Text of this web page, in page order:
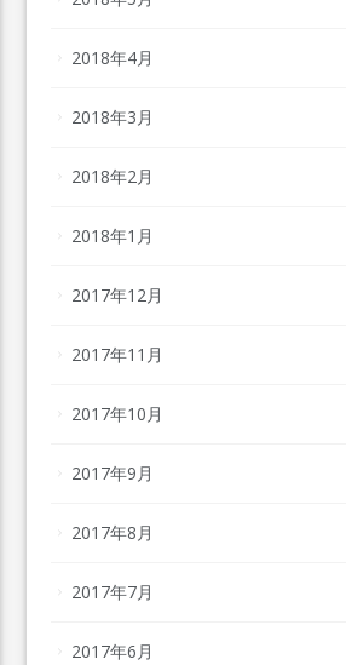
2018年4月
2018年3月
2018年2月
2018年1月
2017年12月
2017年11月
2017年10月
2017年9月
2017年8月
2017年7月
2017年6月